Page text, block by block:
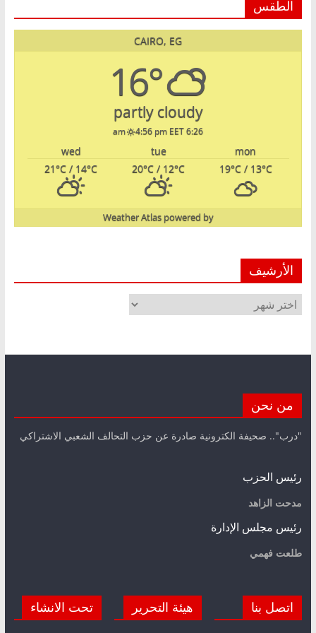
الطقس
CAIRO, EG
16°
partly cloudy
6:26 am
4:56 pm EET
mon
tue
wed
19°C/ 13°C
20°C / 12°C
21°C / 14°C
powered by
Weather Atlas
الأرشيف
الأرشيف
من نحن
"درب".. صحيفة الكترونية صادرة عن حزب التحالف الشعبي الاشتراكي
رئيس الحزب
مدحت الزاهد
رئيس مجلس الإدارة
طلعت فهمي
اتصل بنا هيئة التحرير تحت الانشاء